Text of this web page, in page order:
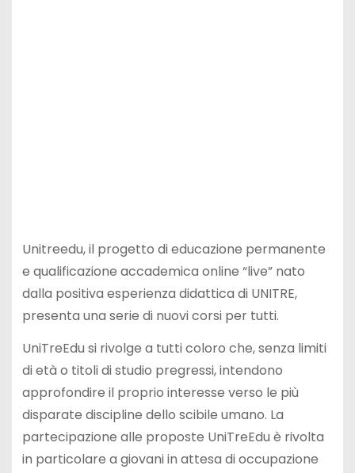
Unitreedu, il progetto di educazione permanente
e qualificazione accademica online “live” nato
dalla positiva esperienza didattica di UNITRE,
presenta una serie di nuovi corsi per tutti.
UniTreEdu si rivolge a tutti coloro che, senza limiti
di età o titoli di studio pregressi, intendono
approfondire il proprio interesse verso le più
disparate discipline dello scibile umano. La
partecipazione alle proposte UniTreEdu è rivolta
in particolare a giovani in attesa di occupazione